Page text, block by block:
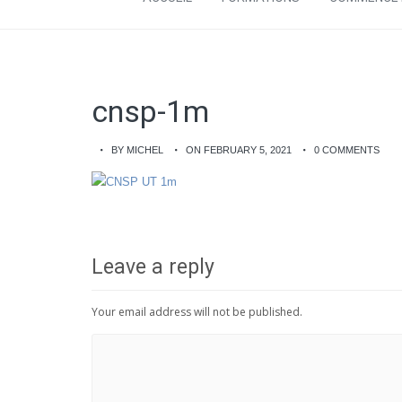
cnsp-1m
BY MICHEL ON FEBRUARY 5, 2021 0 COMMENTS
Leave a reply
Your email address will not be published.